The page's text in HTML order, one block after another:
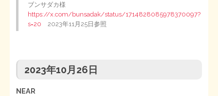
ブンサダカ様
https://x.com/bunsadak/status/1714828085978370097?
s=20 2023年11月25日参照
2023年10月26日
NEAR